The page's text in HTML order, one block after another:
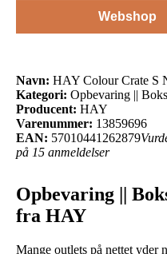
Webshop
Navn: HAY Colour Crate S
Kategori: Opbevaring ||
Producent: HAY
Varenummer: 13859696
EAN: 57010441262879
på 15 anmeldelser
Opbevaring ||
fra HAY
Mange outlets på nettet yder